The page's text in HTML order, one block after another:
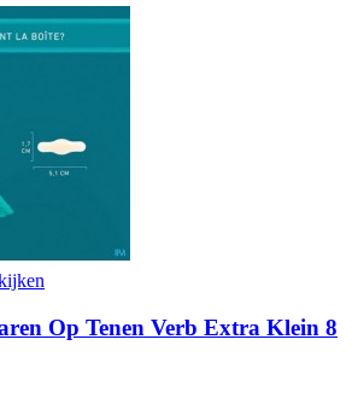
Op Tenen Verb Extra Klein 8